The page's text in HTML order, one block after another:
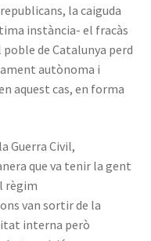
la caiguda
instància- el fracàs
de Catalunya perd
autònoma i
aquest cas, en forma
Guerra Civil,
que va tenir la gent
règim
van sortir de la
interna però